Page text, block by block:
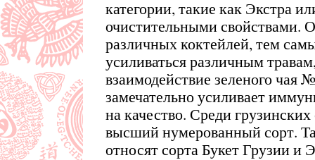
категории, такие как Экстра
очистительными свойствами.
различных коктейлей, тем
усиливаться различным
взаимодействие зеленого чая
замечательно усиливает
на качество. Среди
высший нумерованный сорт.
относят сорта Букет Грузии и